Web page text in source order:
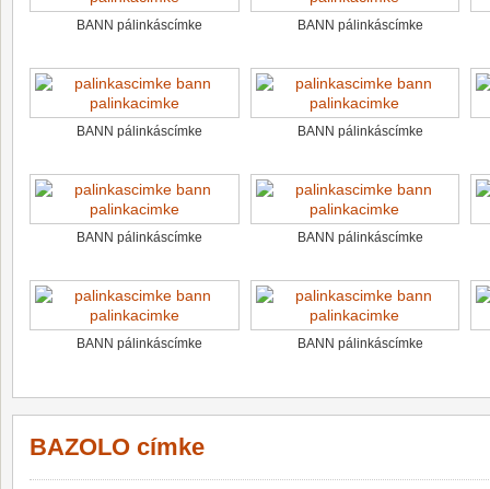
BANN pálinkáscímke BANN pálinkáscímke
BANN pálinkáscímke BANN pálinkáscímke
BANN pálinkáscímke BANN pálinkáscímke
BANN pálinkáscímke BANN pálinkáscímke
BAZOLO címke